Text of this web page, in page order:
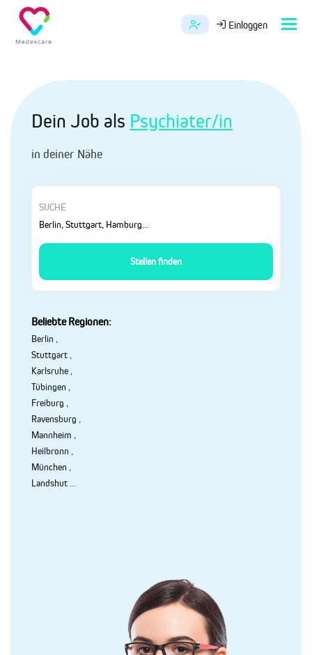
Einloggen
Dein Job als Psychiater/in
in deiner Nähe
SUCHE
Stellen finden
Beliebte Regionen:
Berlin ,
Stuttgart ,
Karlsruhe ,
Tübingen ,
Freiburg ,
Ravensburg ,
Mannheim ,
Heilbronn ,
München ,
Landshut